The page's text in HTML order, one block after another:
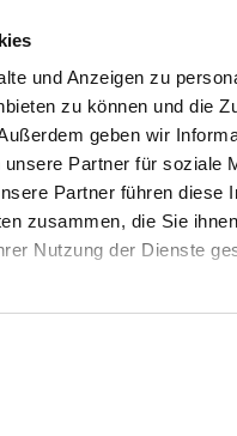
und Anzeigen zu
zu können und die
geben wir
Partner für soziale
Partner führen diese
zusammen, die Sie
Nutzung der Dienste
mit innovativen
Fach-Know-how
motivierten
im Bereich SEO und